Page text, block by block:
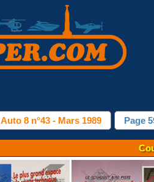
Auto 8 n°43 - Mars 1989 Page